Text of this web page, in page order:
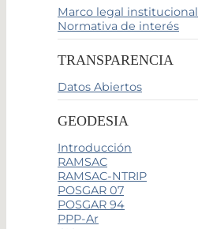
Marco legal institucional
Normativa de interés
TRANSPARENCIA
Datos Abiertos
GEODESIA
Introducción
RAMSAC
RAMSAC-NTRIP
POSGAR 07
POSGAR 94
PPP-Ar